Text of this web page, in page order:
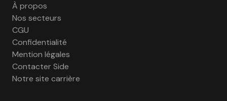
À propos
Nos secteurs
CGU
Confidentialité
Mention légales
Contacter Side
Notre site carrière